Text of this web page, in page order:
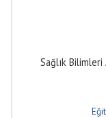
Sağlık Bilimleri